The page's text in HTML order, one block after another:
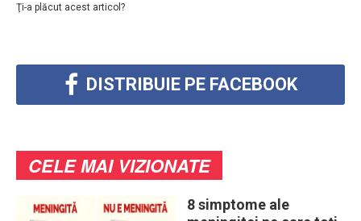
Ţi-a plăcut acest articol?
DISTRIBUIE PE FACEBOOK
CELE MAI VIZIONATE
8 simptome ale